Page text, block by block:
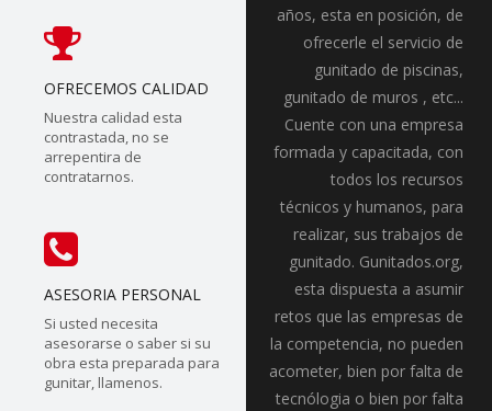
OFRECEMOS CALIDAD
Nuestra calidad esta
contrastada, no se
arrepentira de
contratarnos.
ASESORIA PERSONAL
Si usted necesita
asesorarse o saber si su
obra esta preparada para
gunitar, llamenos.
años, esta en posición, de
ofrecerle el servicio de
gunitado de piscinas,
gunitado de muros , etc...
Cuente con una empresa
formada y capacitada, con
todos los recursos
técnicos y humanos, para
realizar, sus trabajos de
gunitado. Gunitados.org,
esta dispuesta a asumir
retos que las empresas de
la competencia, no pueden
acometer, bien por falta de
tecnólogia o bien por falta